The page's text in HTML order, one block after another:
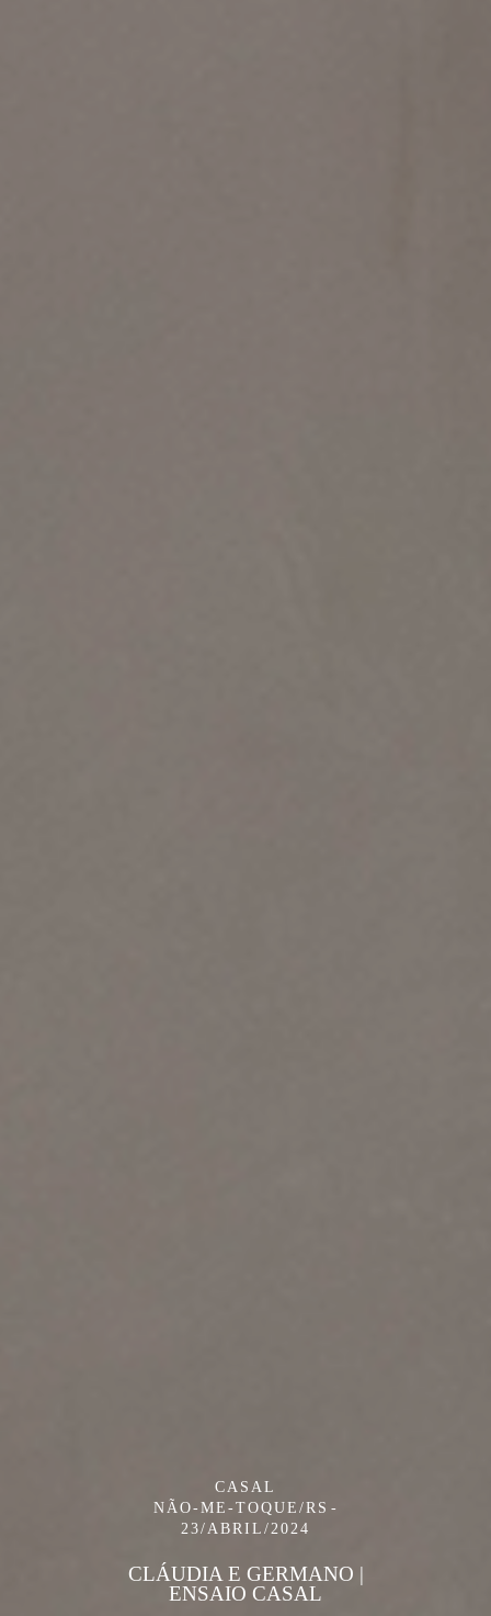
CASAL
NÃO-ME-TOQUE/RS
23/ABRIL/2024
CLÁUDIA E GERMANO |
ENSAIO CASAL